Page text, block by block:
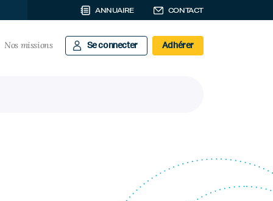
ANNUAIRE CONTACT
Nos missions Se connecter Adhérer